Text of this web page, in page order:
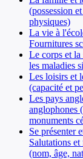
(possession
physiques)
La vie à
Fournitures
Le corps et la
les maladies
Les loisirs et
(capacité et
Les pays
anglophones
monuments
Se présenter
Salutations
(nom, âge,